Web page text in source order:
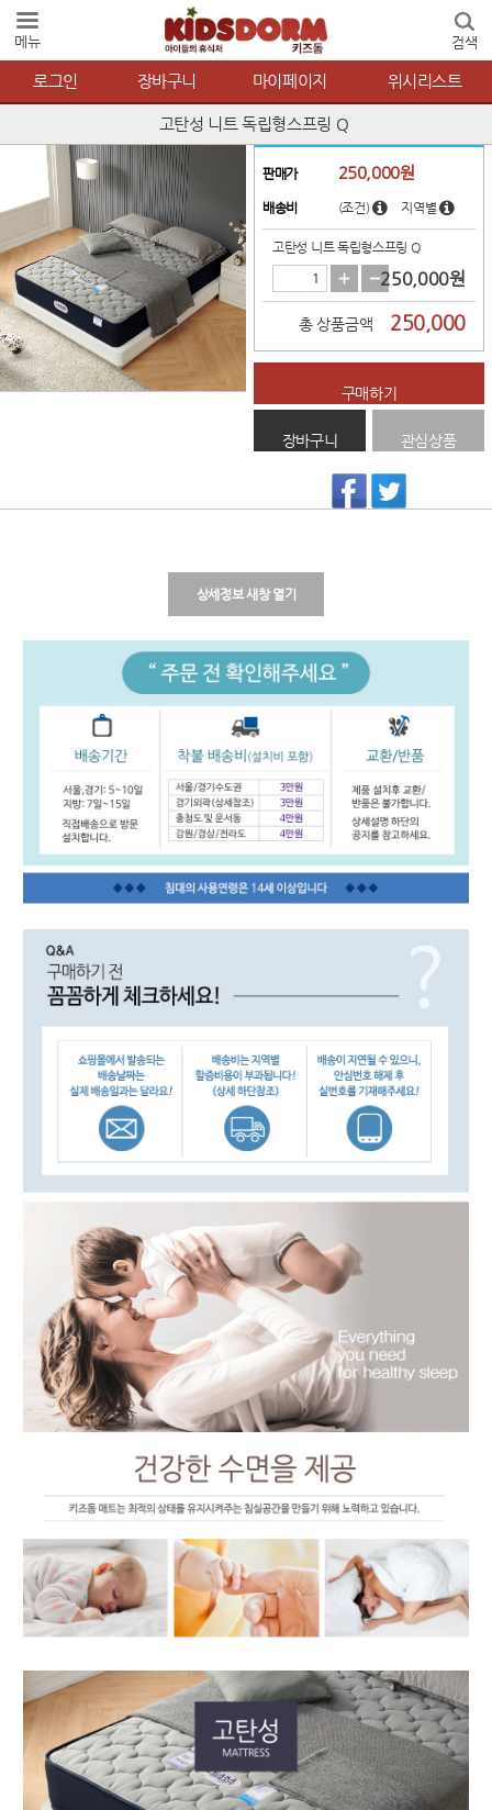
메뉴 검색
로그인 장바구니 마이페이지 위시리스트
고탄성 니트 독립형스프링 Q
판매가 250,000원
배송비 (조건) 지역별
고탄성 니트 독립형스프링 Q
250,000원
총 상품금액 250,000
구매하기
장바구니 관심상품
상세정보 새창 열기